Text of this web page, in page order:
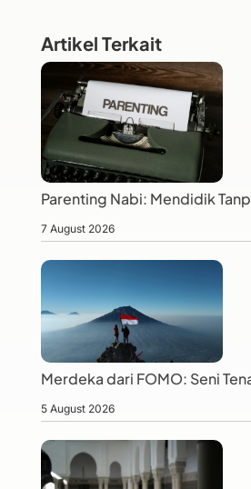
Artikel Terkait
Parenting Nabi: Mendidik
7 August 2026
Merdeka dari FOMO: Seni
5 August 2026